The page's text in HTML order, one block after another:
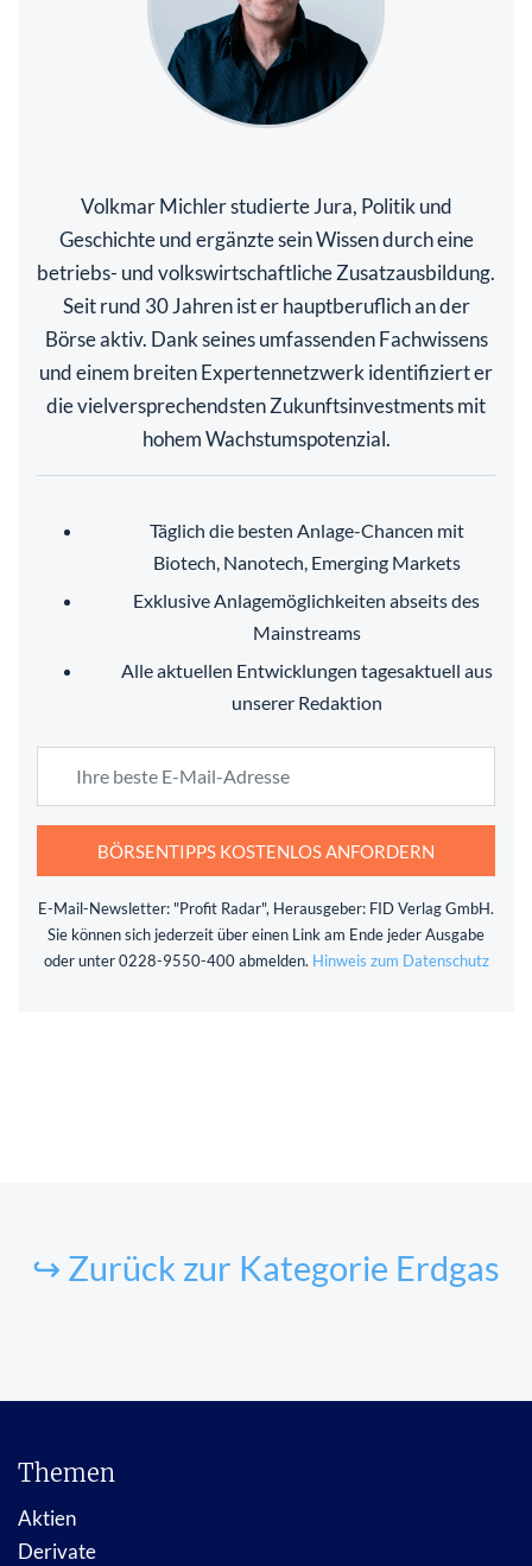
Volkmar Michler studierte Jura, Politik und
Geschichte und ergänzte sein Wissen durch eine
betriebs- und volkswirtschaftliche Zusatzausbildung.
Seit rund 30 Jahren ist er hauptberuflich an der
Börse aktiv. Dank seines umfassenden Fachwissens
und einem breiten Expertennetzwerk identifiziert er
die vielversprechendsten Zukunftsinvestments mit
hohem Wachstumspotenzial.
Täglich die besten Anlage-Chancen mit
Biotech, Nanotech, Emerging Markets
Exklusive Anlagemöglichkeiten abseits des
Mainstreams
Alle aktuellen Entwicklungen tagesaktuell aus
unserer Redaktion
BÖRSENTIPPS KOSTENLOS ANFORDERN
E-Mail-Newsletter: "Profit Radar", Herausgeber: FID Verlag GmbH.
Sie können sich jederzeit über einen Link am Ende jeder Ausgabe
oder unter 0228-9550-400 abmelden. Hinweis zum Datenschutz
↪ Zurück zur Kategorie Erdgas
Themen
Aktien
Derivate